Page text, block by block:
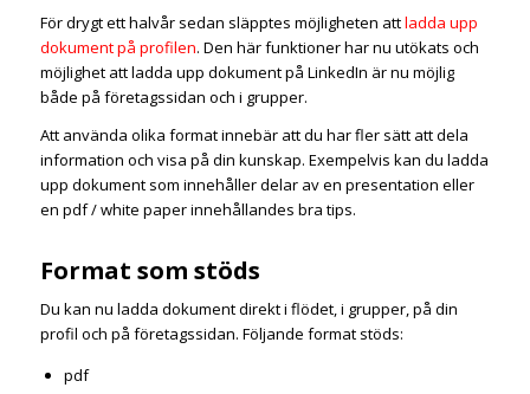
För drygt ett halvår sedan släpptes möjligheten attladda upp
dokument på profilen. Den här funktioner har nu utökats och
möjlighet att ladda upp dokument på LinkedIn är nu möjlig
både på företagssidan och i grupper.
Att använda olika format innebär att du har fler sätt att dela
information och visa på din kunskap. Exempelvis kan du ladda
upp dokument som innehåller delar av en presentation eller
en pdf / white paper innehållandes bra tips.
Format som stöds
Du kan nu ladda dokument direkt i flödet, i grupper, på din
profil och på företagssidan. Följande format stöds:
pdf